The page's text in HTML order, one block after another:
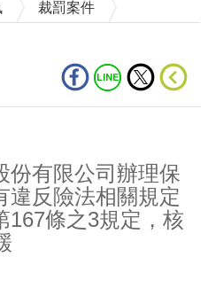
裁罰案件
份有限公司辦理保
違反險法相關規定
167條之3規定，核